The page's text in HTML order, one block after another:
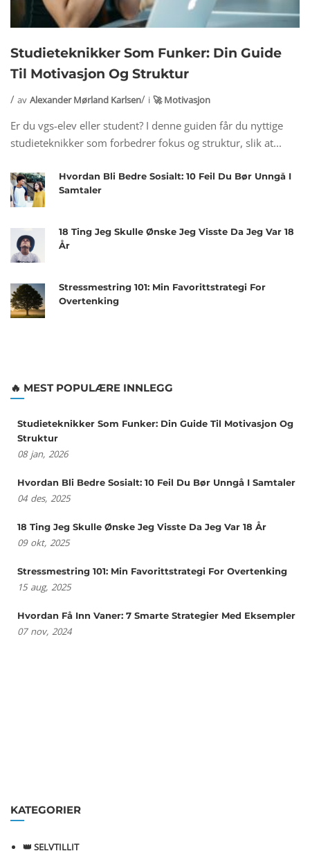
Studieteknikker Som Funker: Din Guide
Til Motivasjon Og Struktur
av Alexander Mørland Karlsen i 🚀 Motivasjon
Er du vgs-elev eller student? I denne guiden får du nyttige
studieteknikker som forbedrer fokus og struktur, slik at...
Hvordan Bli Bedre Sosialt: 10 Feil Du Bør Unngå I
Samtaler
18 Ting Jeg Skulle Ønske Jeg Visste Da Jeg Var 18
År
Stressmestring 101: Min Favorittstrategi For
Overtenking
🔥 MEST POPULÆRE INNLEGG
Studieteknikker Som Funker: Din Guide Til Motivasjon Og
Struktur
08 jan, 2026
Hvordan Bli Bedre Sosialt: 10 Feil Du Bør Unngå I Samtaler
04 des, 2025
18 Ting Jeg Skulle Ønske Jeg Visste Da Jeg Var 18 År
09 okt, 2025
Stressmestring 101: Min Favorittstrategi For Overtenking
15 aug, 2025
Hvordan Få Inn Vaner: 7 Smarte Strategier Med Eksempler
07 nov, 2024
KATEGORIER
👑 SELVTILLIT